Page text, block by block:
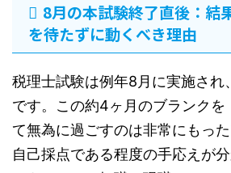
8月の本試験終了直後：結
を待たずに動くべき理由
税理士試験は例年8月に実施され
です。この約4ヶ月のブランクを
て無為に過ごすのは非常にもった
自己採点である程度の手応えが